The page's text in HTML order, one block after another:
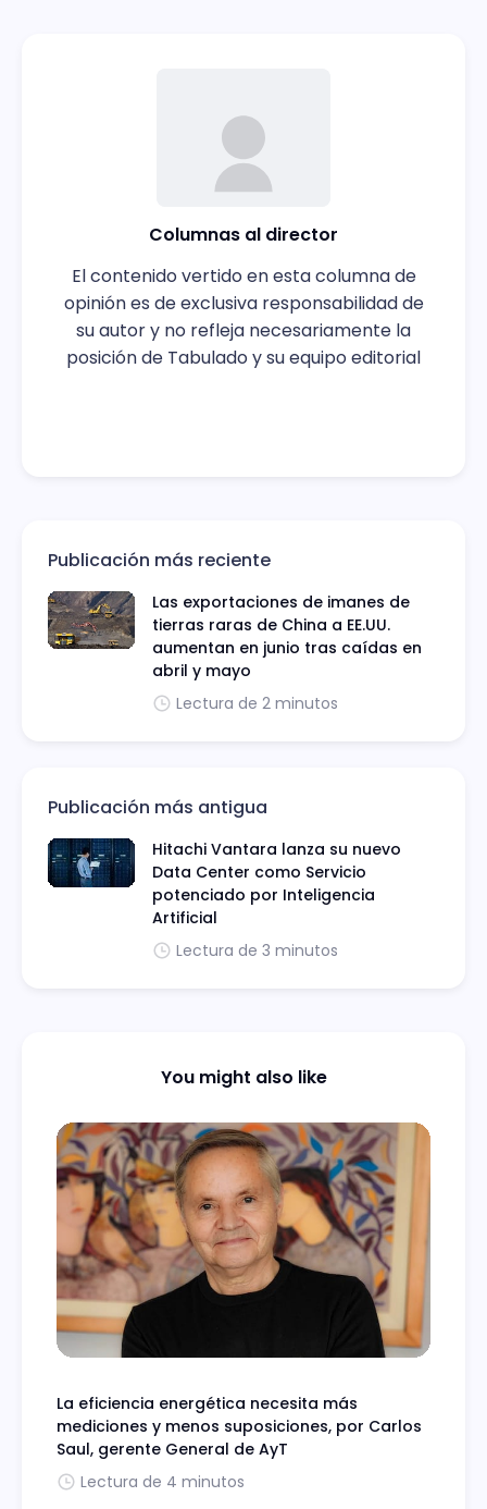
Columnas al director
El contenido vertido en esta columna de
opinión es de exclusiva responsabilidad de
su autor y no refleja necesariamente la
posición de Tabulado y su equipo editorial
Publicación más reciente
Las exportaciones de imanes de
tierras raras de China a EE.UU.
aumentan en junio tras caídas en
abril y mayo
Lectura de 2 minutos
Publicación más antigua
Hitachi Vantara lanza su nuevo
Data Center como Servicio
potenciado por Inteligencia
Artificial
Lectura de 3 minutos
You might also like
La eficiencia energética necesita más
mediciones y menos suposiciones, por Carlos
Saul, gerente General de AyT
Lectura de 4 minutos